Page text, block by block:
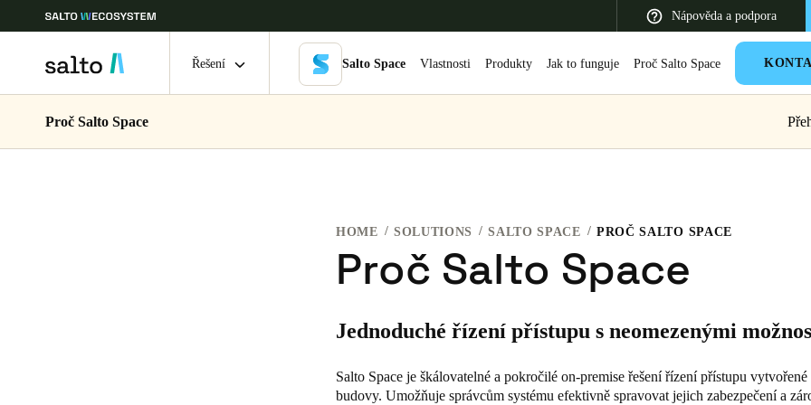
Nápověda a podpora
Vyberte svou polohu a nastavení jazyka
DeutschFrançaisItaliano
France
Français
Řešení Salto Space Vlastnosti Produkty Jak to funguje Proč Salto Space
Proč Salto Space
HOME SOLUTIONS SALTO SPACE PROČ SALTO SPACE
Proč Salto Space
Jednoduché řízení přístupu s neomezenými
Salto Space je škálovatelné a pokročilé on-premise řešení řízení přístupu
budovy. Umožňuje správcům systému efektivně spravovat jejich zabezpečení a